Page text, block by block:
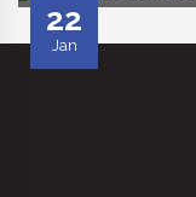
22
Jan